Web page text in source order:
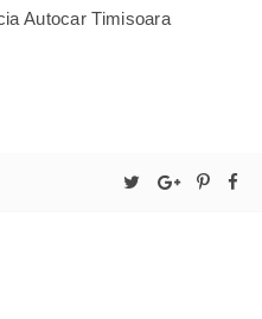
Autocar Timisoara